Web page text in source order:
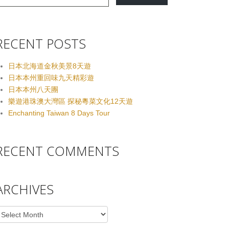
POSTS
日本北海道金秋美景8天遊
日本本州重回味九天精彩遊
日本本州八天團
樂遊港珠澳大灣區 探秘粵菜文化12天遊
Enchanting Taiwan 8 Days Tour
COMMENTS